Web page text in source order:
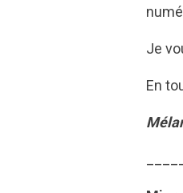
Je
En